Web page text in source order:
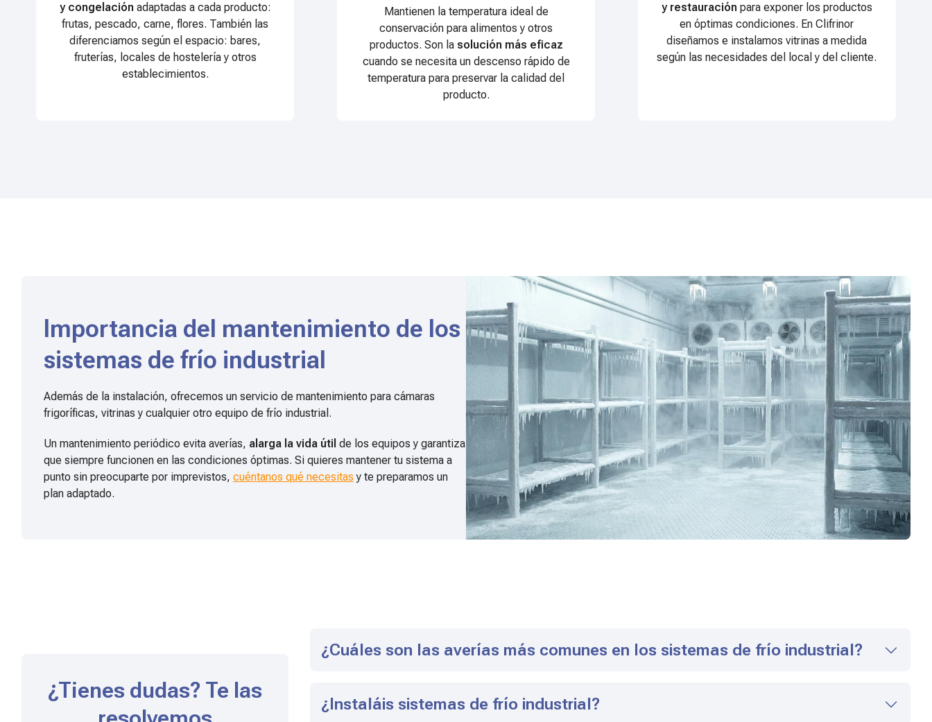
y congelación adaptadas a cada producto:
frutas, pescado, carne, flores. También las
diferenciamos según el espacio: bares,
fruterías, locales de hostelería y otros
establecimientos.
Mantienen la temperatura ideal de
conservación para alimentos y otros
productos. Son la solución más eficaz
cuando se necesita un descenso rápido de
temperatura para preservar la calidad del
producto.
y restauración para exponer los productos
en óptimas condiciones. En Clifrinor
diseñamos e instalamos vitrinas a medida
según las necesidades del local y del cliente.
Importancia del mantenimiento de los
sistemas de frío industrial
Además de la instalación, ofrecemos un servicio de mantenimiento para cámaras
frigoríficas, vitrinas y cualquier otro equipo de frío industrial.
Un mantenimiento periódico evita averías, alarga la vida útil de los equipos y garantiza
que siempre funcionen en las condiciones óptimas. Si quieres mantener tu sistema a
punto sin preocuparte por imprevistos, cuéntanos qué necesitas y te preparamos un
plan adaptado.
¿Tienes dudas? Te las
¿Cuáles son las averías más comunes en los sistemas de frío industrial?
¿Instaláis sistemas de frío industrial?